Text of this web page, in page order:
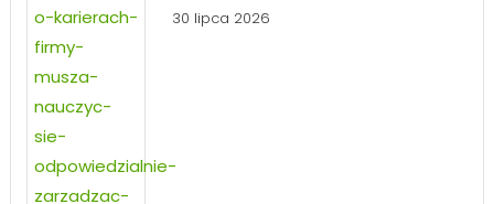
30 lipca 2026